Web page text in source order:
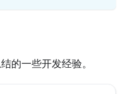
的一些开发经验。